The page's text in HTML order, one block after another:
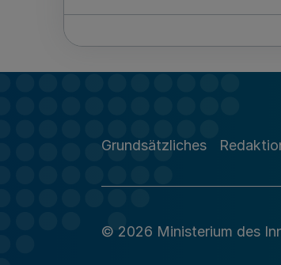
Grundsätzliches
© 2026 Ministerium des